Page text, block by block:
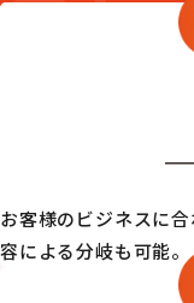
お客様のビジネスに
容による分岐も可能。